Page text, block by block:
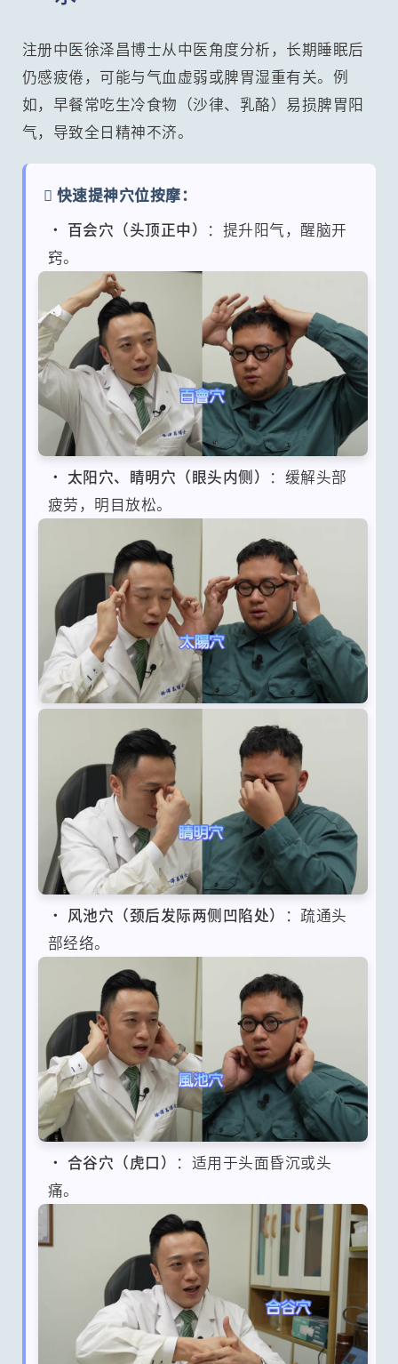
注册中医徐泽昌博士从中医角度分析，长期睡眠后
仍感疲倦，可能与气血虚弱或脾胃湿重有关。例
如，早餐常吃生冷食物（沙律、乳酪）易损脾胃阳
气，导致全日精神不济。
 快速提神穴位按摩：
• 百会穴（头顶正中） ：提升阳气，醒脑开
窍。
• 太阳穴、睛明穴（眼头内侧） ：缓解头部
疲劳，明目放松。
• 风池穴（颈后发际两侧凹陷处）
：疏通头
部经络。
• 合谷穴（虎口） ：适用于头面昏沉或头
痛。